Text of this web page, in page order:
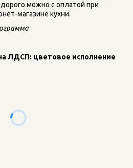
можно с оплатой при
магазине кухни.
ЛДСП: цветовое исполнение